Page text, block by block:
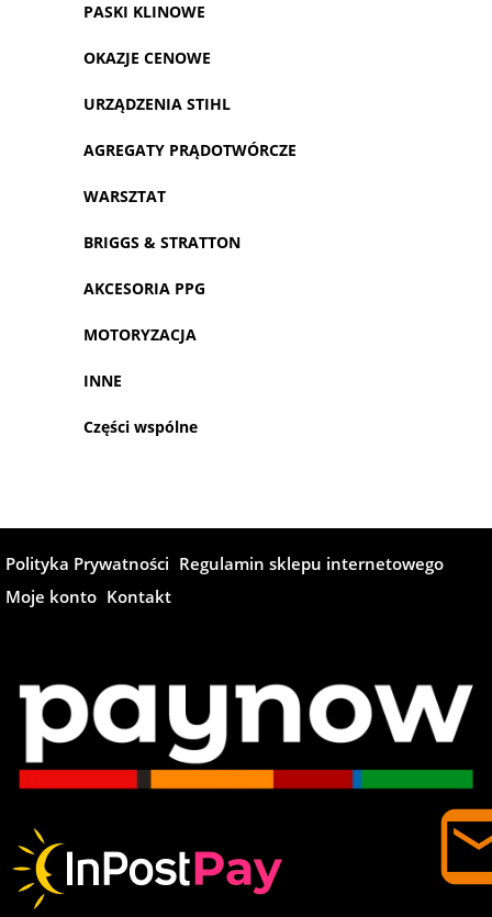
PASKI KLINOWE
OKAZJE CENOWE
URZĄDZENIA STIHL
AGREGATY PRĄDOTWÓRCZE
WARSZTAT
BRIGGS & STRATTON
AKCESORIA PPG
MOTORYZACJA
INNE
Części wspólne
Polityka Prywatności Regulamin sklepu internetowego
Moje konto Kontakt